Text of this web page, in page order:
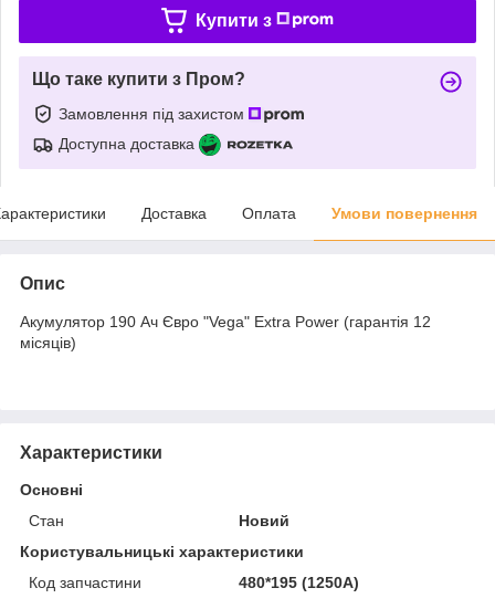
Купити з
Що таке купити з Пром?
Замовлення під захистом
Доступна доставка
Доставка Оплата Умови повернення
Опис
Акумулятор 190 Ач Євро "Vega" Extra Power (гарантія 12
місяців)
Характеристики
Основні
Стан
Новий
Користувальницькі характеристики
Код запчастини
480*195 (1250А)